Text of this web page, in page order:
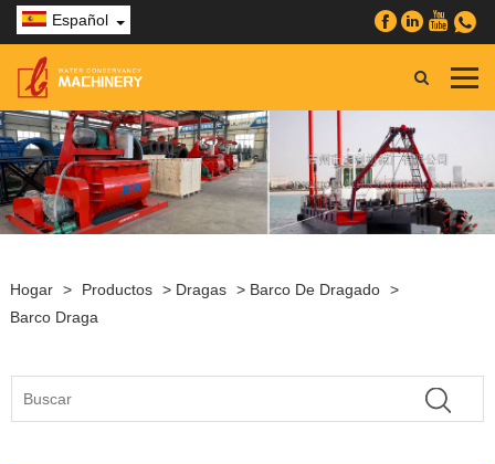
Español
Hogar > Productos > Dragas > Barco De Dragado >
Barco Draga